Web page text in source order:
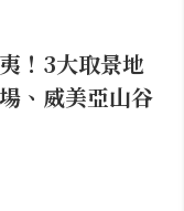
！3大取景地
、威美亞山谷